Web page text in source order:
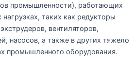
промышленности), работающих
таких как редукторы
вентиляторов,
насосов, а также в других тяжело
промышленного оборудования.